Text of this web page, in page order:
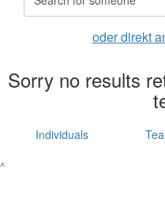
oder direkt
Sorry no results
Individuals
^